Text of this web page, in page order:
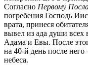
Согласно Первому
погребения Господь
врата, принеся
вывел из ада души всех
Адама и Евы. После
на 40-й день после него
небеса.